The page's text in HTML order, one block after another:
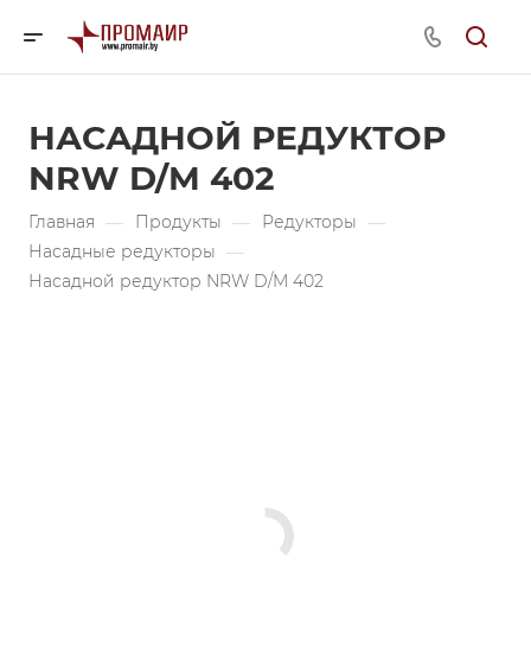
НАСАДНОЙ РЕДУКТОР
NRW D/M 402
Главная — Продукты — Редукторы —
Насадные редукторы —
Насадной редуктор NRW D/M 402